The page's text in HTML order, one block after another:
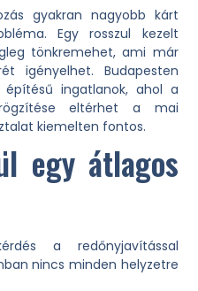
gyakran nagyobb kárt
Egy rosszul kezelt
tönkremehet, ami már
igényelhet. Budapesten
ingatlanok, ahol a
eltérhet a mai
kiemelten fontos.
egy átlagos
a redőnyjavítással
nincs minden helyzetre